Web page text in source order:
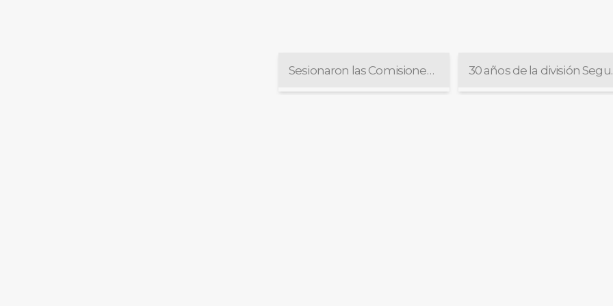
Sesionaron las Comisiones de Selección y de Administración 30 años de